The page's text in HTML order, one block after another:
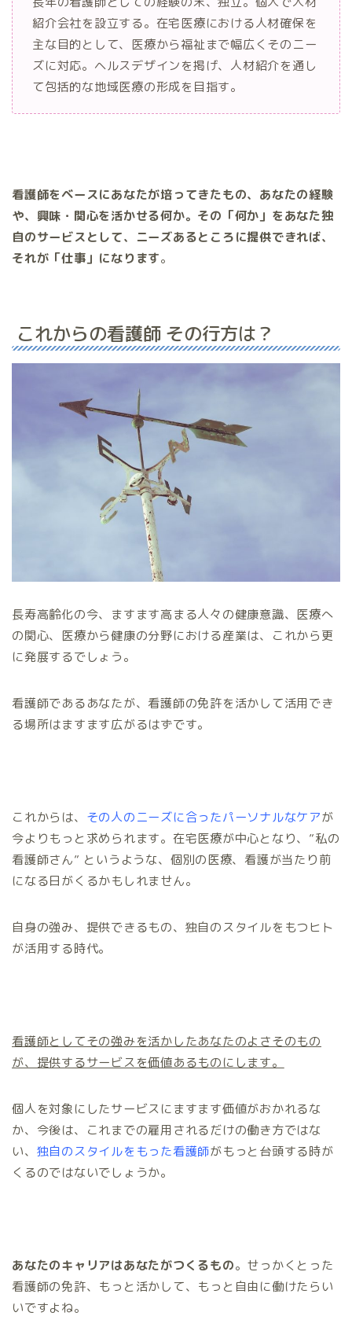
紹介会社を設立する。在宅医療における人材確保を
主な目的として、医療から福祉まで幅広くそのニー
ズに対応。ヘルスデザインを掲げ、人材紹介を通し
て包括的な地域医療の形成を目指す。
看護師をベースにあなたが培ってきたもの、あなたの経験
や、興味・関心を活かせる何か。その「何か」をあなた独
自のサービスとして、ニーズあるところに提供できれば、
それが「仕事」になります。
これからの看護師 その行方は？
長寿高齢化の今、ますます高まる人々の健康意識、医療へ
の関心、医療から健康の分野における産業は、これから更
に発展するでしょう。
看護師であるあなたが、看護師の免許を活かして活用でき
る場所はますます広がるはずです。
これからは、 その人のニーズに合ったパーソナルなケアが
今よりもっと求められます。在宅医療が中心となり、”私の
看護師さん” というような、個別の医療、看護が当たり前
になる日がくるかもしれません。
自身の強み、提供できるもの、独自のスタイルをもつヒト
が活用する時代。
看護師としてその強みを活かしたあなたのよさそのもの
が、提供するサービスを価値あるものにします。
個人を対象にしたサービスにますます価値がおかれるな
か、今後は、これまでの雇用されるだけの働き方ではな
い、 独自のスタイルをもった看護師がもっと台頭する時が
くるのではないでしょうか。
あなたのキャリアはあなたがつくるもの。せっかくとった
看護師の免許、もっと活かして、もっと自由に働けたらい
いですよね。